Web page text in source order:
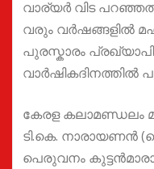
വാര്യർ വിട
വരും വർഷങ്ങളിൽ
പുരസ്കാരം
വാർഷികദിനത്തിൽ
കേരള
ടി.കെ. നാരായണൻ
പെരുവനം